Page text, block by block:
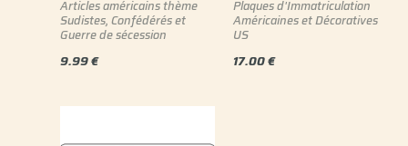
Articles américains thème
Sudistes, Confédérés et
Guerre de sécession
9.99€
Plaques d'Immatriculation
Américaines et Décoratives
US
17.00€